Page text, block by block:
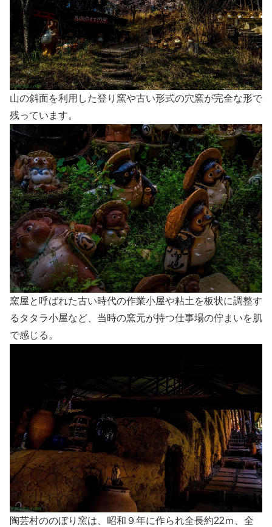
山の斜面を利用した登り窯や古い形式の穴窯が完全な形で
残っています。
窯屋と呼ばれた古い時代の作業小屋や粘土を板状に調整す
るタタラ小屋など、当時の窯元が持つ仕事場の佇まいを肌
で感じる。
陶芸村ののぼり窯は、昭和９年に作られ全長約22ｍ、全